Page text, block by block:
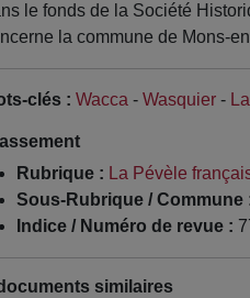
le fonds de la Société
la commune de Mons-
clés : Wacca - Wasquier -
Rubrique : La Pévèle
Sous-Rubrique / Commune
Indice / Numéro de revue :
similaires